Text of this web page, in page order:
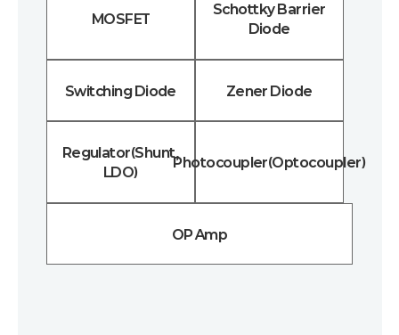
MOSFET
Schottky Barrier
Diode
Switching Diode Zener Diode
Regulator(Shunt,
LDO)
Photocoupler(Optocoupler)
OP Amp